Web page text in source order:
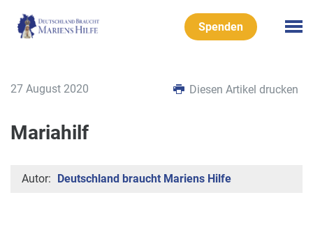
Spenden
27 August 2020 Diesen Artikel drucken
Mariahilf
Autor: Deutschland braucht Mariens Hilfe